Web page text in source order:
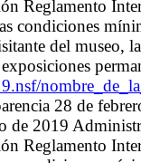
Reglamento
condiciones
del museo,
28 de
de 2019
Reglamento